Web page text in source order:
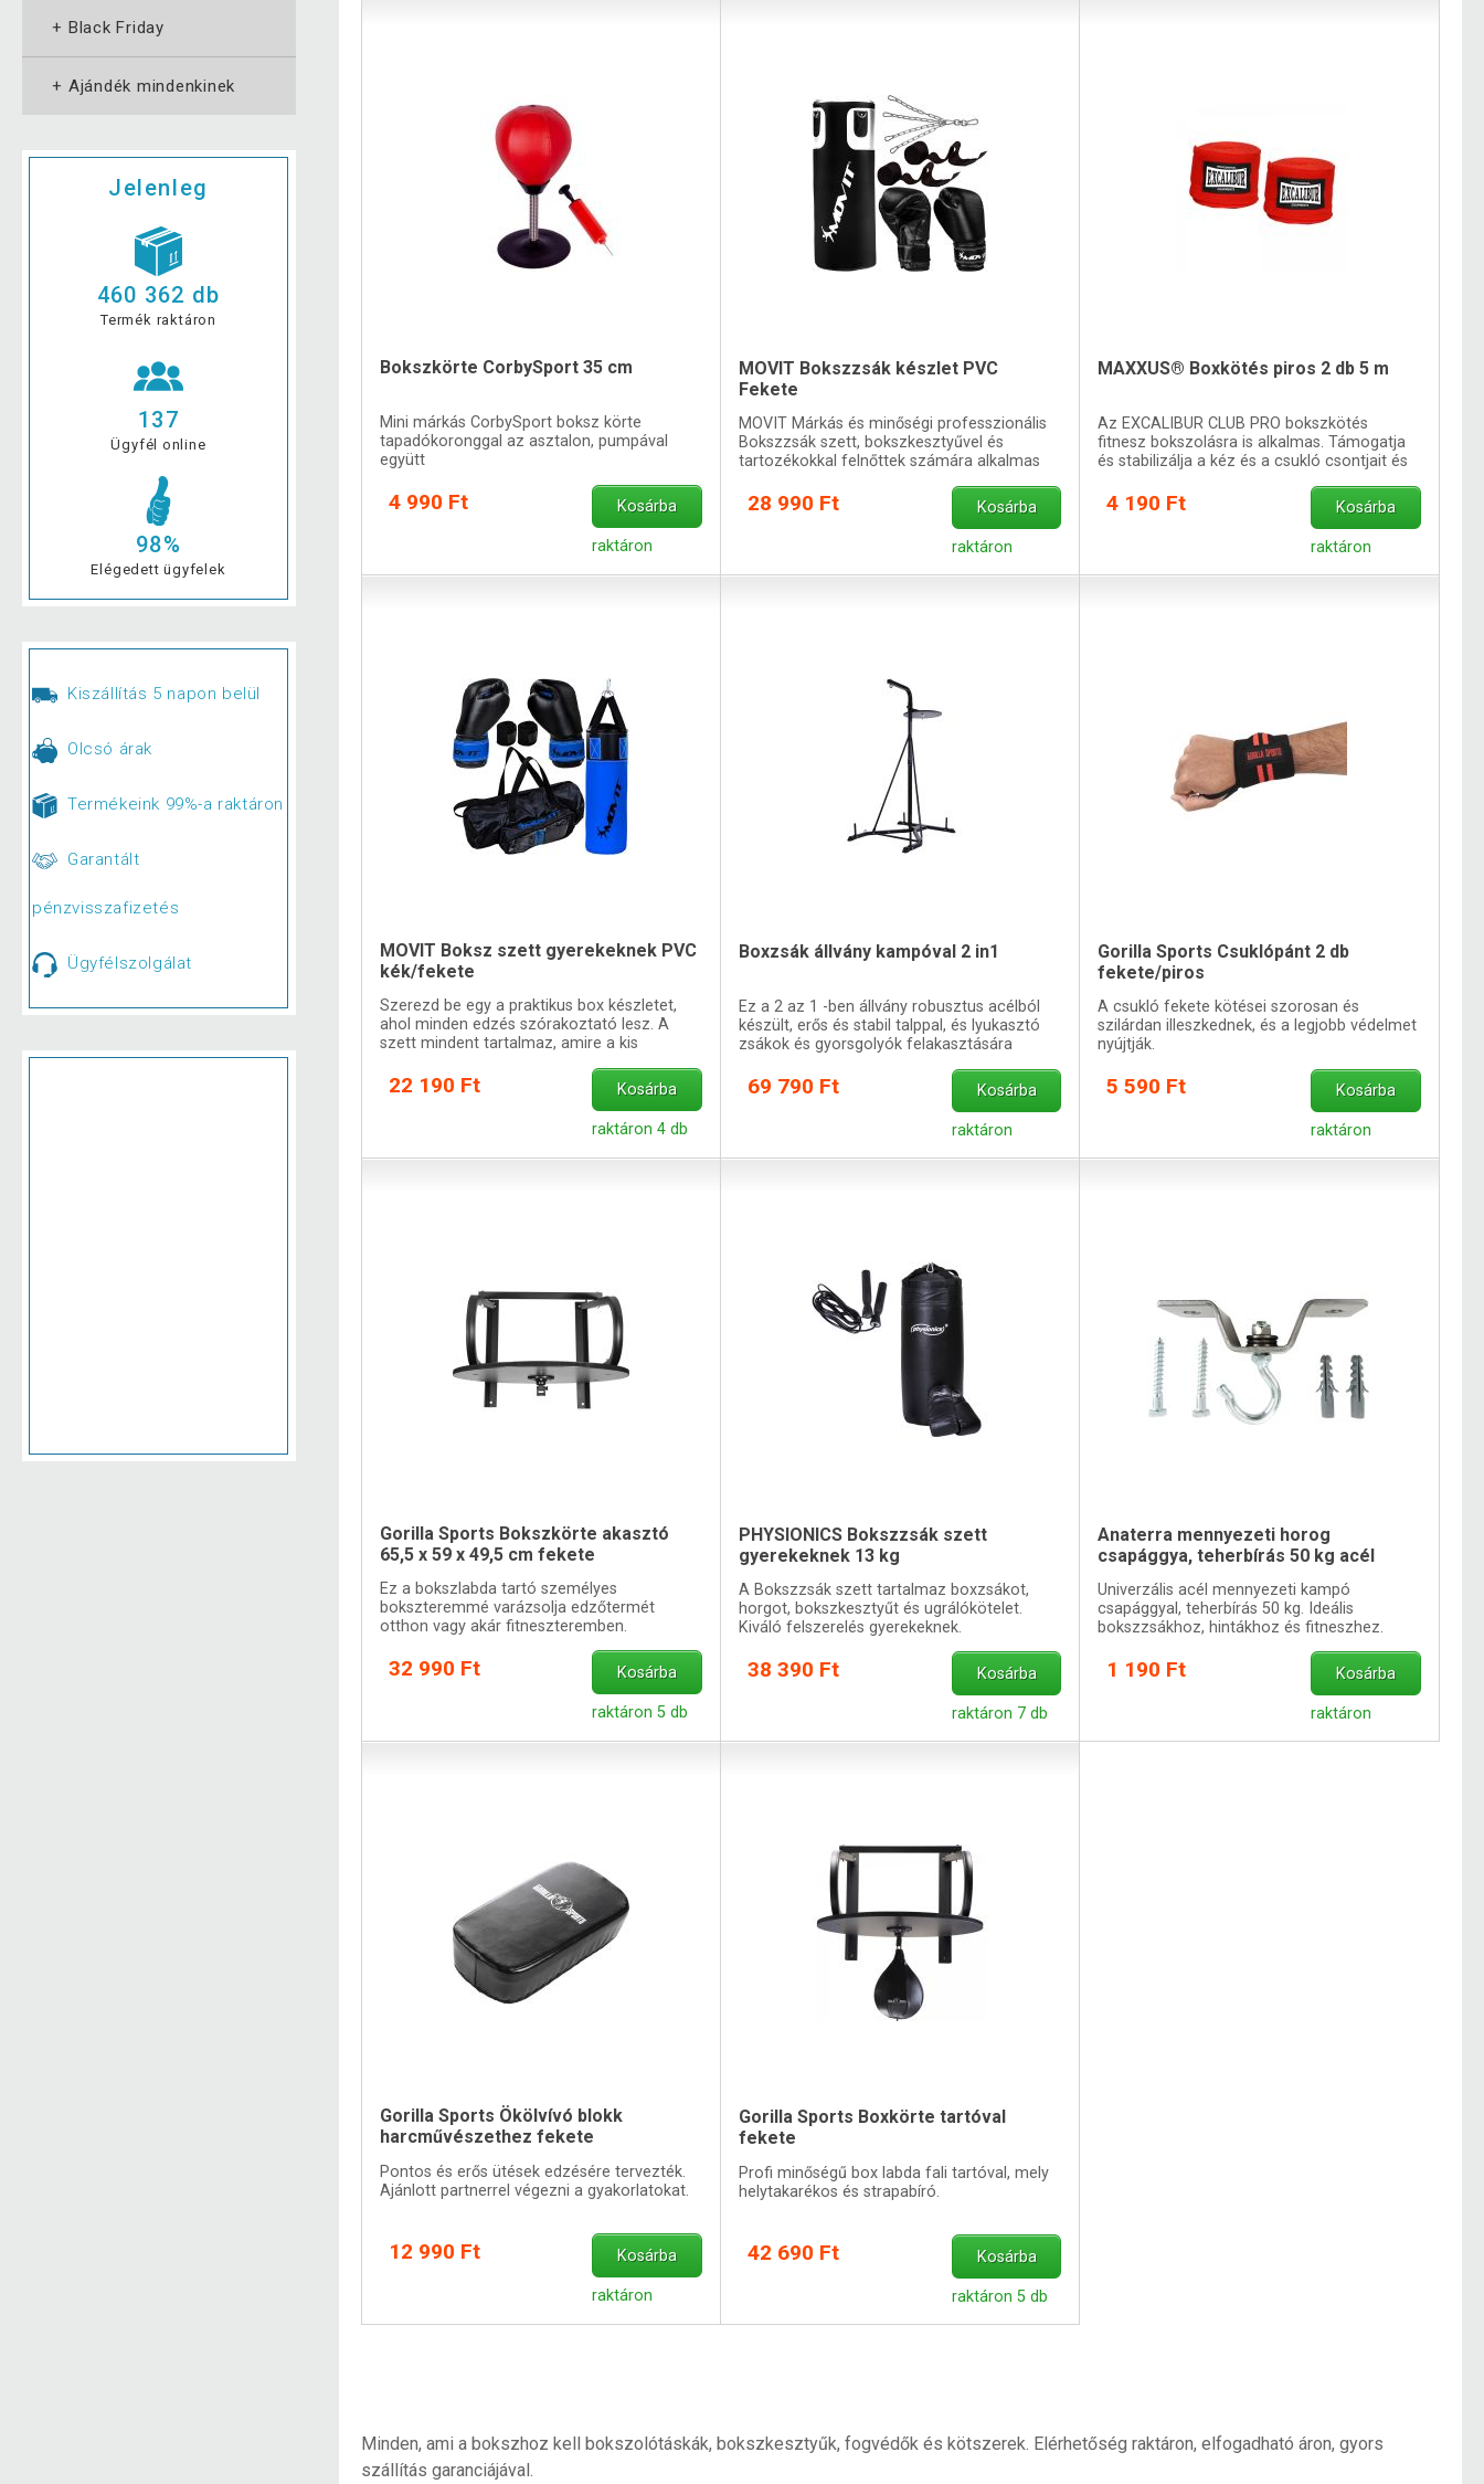
+ Black Friday
+ Ajándék mindenkinek
Jelenleg
460 362 db
Termék raktáron
137
Ügyfél online
98%
Elégedett ügyfelek
Kiszállítás 5 napon belül
Olcsó árak
Termékeink 99%-a raktáron
Garantált
pénzvisszafizetés
Ügyfélszolgálat
Bokszkörte CorbySport 35 cm
Mini márkás CorbySport boksz körte
tapadókoronggal az asztalon, pumpával
együtt
4 990 Ft Kosárba
raktáron
MOVIT Bokszzsák készlet PVC
Fekete
MOVIT Márkás és minőségi professzionális
Bokszzsák szett, bokszkesztyűvel és
tartozékokkal felnőttek számára alkalmas
28 990 Ft Kosárba
raktáron
MAXXUS® Boxkötés piros 2 db 5 m
Az EXCALIBUR CLUB PRO bokszkötés
fitnesz bokszolásra is alkalmas. Támogatja
és stabilizálja a kéz és a csukló csontjait és
4 190 Ft Kosárba
raktáron
MOVIT Boksz szett gyerekeknek PVC
kék/fekete
Szerezd be egy a praktikus box készletet,
ahol minden edzés szórakoztató lesz. A
szett mindent tartalmaz, amire a kis
22 190 Ft Kosárba
raktáron 4 db
Boxzsák állvány kampóval 2 in1
Ez a 2 az 1 -ben állvány robusztus acélból
készült, erős és stabil talppal, és lyukasztó
zsákok és gyorsgolyók felakasztására
69 790 Ft Kosárba
raktáron
Gorilla Sports Csuklópánt 2 db
fekete/piros
A csukló fekete kötései szorosan és
szilárdan illeszkednek, és a legjobb védelmet
nyújtják.
5 590 Ft Kosárba
raktáron
Gorilla Sports Bokszkörte akasztó
65,5 x 59 x 49,5 cm fekete
Ez a bokszlabda tartó személyes
bokszteremmé varázsolja edzőtermét
otthon vagy akár fitneszteremben.
32 990 Ft Kosárba
raktáron 5 db
PHYSIONICS Bokszzsák szett
gyerekeknek 13 kg
A Bokszzsák szett tartalmaz boxzsákot,
horgot, bokszkesztyűt és ugrálókötelet.
Kiváló felszerelés gyerekeknek.
38 390 Ft Kosárba
raktáron 7 db
Anaterra mennyezeti horog
csapággya, teherbírás 50 kg acél
Univerzális acél mennyezeti kampó
csapággyal, teherbírás 50 kg. Ideális
bokszzsákhoz, hintákhoz és fitneszhez.
1 190 Ft Kosárba
raktáron
Gorilla Sports Ökölvívó blokk
harcművészethez fekete
Pontos és erős ütések edzésére tervezték.
Ajánlott partnerrel végezni a gyakorlatokat.
12 990 Ft Kosárba
raktáron
Gorilla Sports Boxkörte tartóval
fekete
Profi minőségű box labda fali tartóval, mely
helytakarékos és strapabíró.
42 690 Ft Kosárba
raktáron 5 db
Minden, ami a bokszhoz kell bokszolótáskák, bokszkesztyűk, fogvédők és kötszerek. Elérhetőség raktáron, elfogadható áron, gyors
szállítás garanciájával.